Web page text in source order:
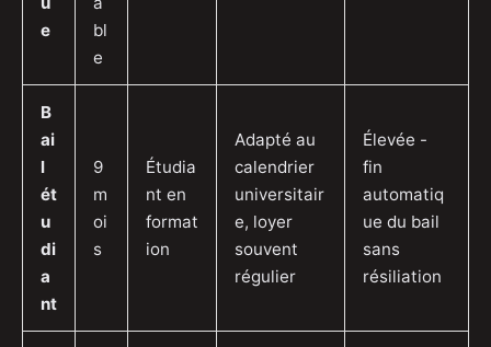
e
bl
e
B
ai
l
ét
u
di
a
nt
9
m
oi
s
Étudia
nt en
format
ion
Adapté au
calendrier
universitair
e, loyer
souvent
régulier
Élevée -
fin
automatiq
ue du bail
sans
résiliation